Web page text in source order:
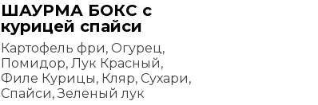
ШАУРМА БОКС с
курицей спайси
Картофель фри, Огурец,
Помидор, Лук Красный,
Филе Курицы, Кляр, Сухари,
Спайси, Зеленый лук